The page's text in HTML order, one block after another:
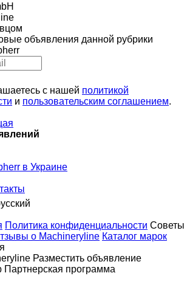
объявления данной рубрики
с нашей политикой
и пользовательским соглашением.
в Украине
Политика конфиденциальности Советы
о Machineryline Каталог марок
Разместить объявление
Партнерская программа